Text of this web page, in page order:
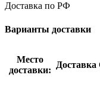
Доставка по РФ
Варианты доставки
Место
доставки:
Доставка